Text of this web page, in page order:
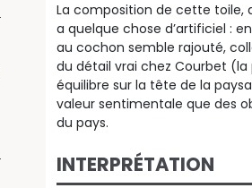
La composition de cette toile,
a quelque chose d’artificiel :
au cochon semble rajouté,
du détail vrai chez Courbet (la
équilibre sur la tête de la
valeur sentimentale que des
du pays.
INTERPRÉTATION